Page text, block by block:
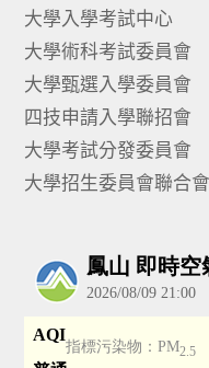
大學入學考試中心
大學術科考試委員會
大學甄選入學委員會
四技申請入學聯招會
大學考試分發委員會
大學招生委員會聯合會